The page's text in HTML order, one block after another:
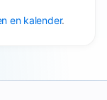
en kalender.